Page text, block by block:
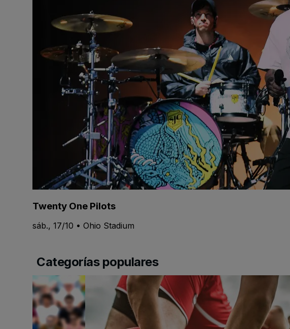
Twenty One Pilots
sáb., 17/10 • Ohio Stadium
Categorías populares